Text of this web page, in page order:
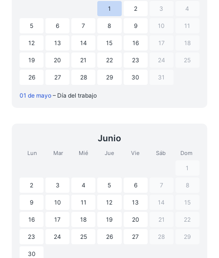
1 2 3 4
5 6 7 8 9 10 11
12 13 14 15 16 17 18
19 20 21 22 23 24 25
26 27 28 29 30 31
01 de mayo – Día del trabajo
Junio
Lun Mar Mié Jue Vie Sáb Dom
1
2 3 4 5 6 7 8
9 10 11 12 13 14 15
16 17 18 19 20 21 22
23 24 25 26 27 28 29
30